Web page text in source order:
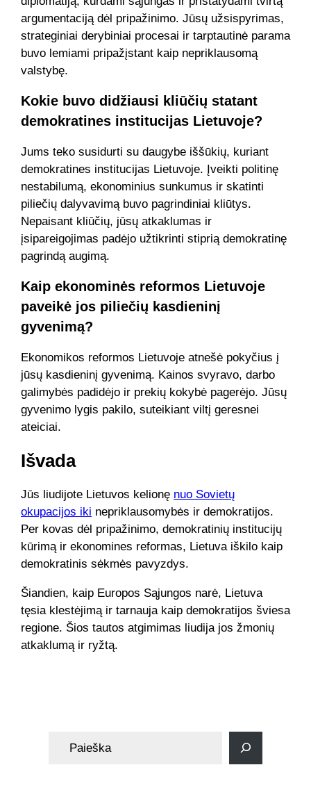
argumentaciją dėl pripažinimo. Jūsų užsispyrimas,
strateginiai derybiniai procesai ir tarptautinė parama
buvo lemiami pripažįstant kaip nepriklausomą
valstybę.
Kokie buvo didžiausi kliūčių statant
demokratines institucijas Lietuvoje?
Jums teko susidurti su daugybe iššūkių, kuriant
demokratines institucijas Lietuvoje. Įveikti politinę
nestabilumą, ekonominius sunkumus ir skatinti
piliečių dalyvavimą buvo pagrindiniai kliūtys.
Nepaisant kliūčių, jūsų atkaklumas ir
įsipareigojimas padėjo užtikrinti stiprią demokratinę
pagrindą augimą.
Kaip ekonominės reformos Lietuvoje
paveikė jos piliečių kasdieninį
gyvenimą?
Ekonomikos reformos Lietuvoje atnešė pokyčius į
jūsų kasdieninį gyvenimą. Kainos svyravo, darbo
galimybės padidėjo ir prekių kokybė pagerėjo. Jūsų
gyvenimo lygis pakilo, suteikiant viltį geresnei
ateiciai.
Išvada
Jūs liudijote Lietuvos kelionę nuo Sovietų
okupacijos iki nepriklausomybės ir demokratijos.
Per kovas dėl pripažinimo, demokratinių institucijų
kūrimą ir ekonomines reformas, Lietuva iškilo kaip
demokratinis sėkmės pavyzdys.
Šiandien, kaip Europos Sąjungos narė, Lietuva
tęsia klestėjimą ir tarnauja kaip demokratijos šviesa
regione. Šios tautos atgimimas liudija jos žmonių
atkaklumą ir ryžtą.